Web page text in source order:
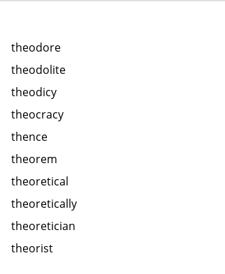
theodore
theodolite
theodicy
theocracy
thence
theorem
theoretical
theoretically
theoretician
theorist